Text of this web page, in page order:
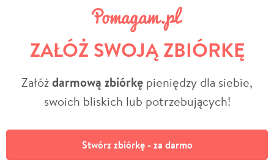
ZAŁÓŻ SWOJĄ ZBIÓRKĘ
Załóżdarmową zbiórkę pieniędzy dla siebie,
swoich bliskich lub potrzebujących!
Stwórz zbiórkę - za darmo